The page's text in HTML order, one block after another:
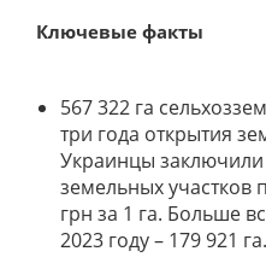
Ключевые факты
567 322 га
три года открытия
Украинцы
земельных участков
грн за 1 га. Больше
2023 году – 179 921 га.